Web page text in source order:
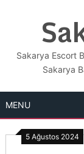
Sakarya Escort
Sakarya
MENU
5 Ağustos 2024